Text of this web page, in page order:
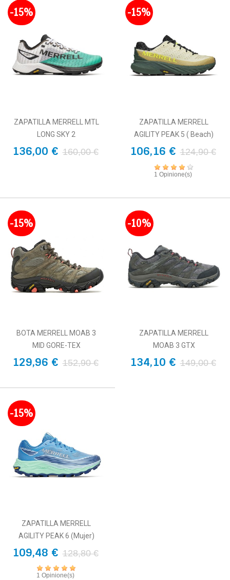
-15%
ZAPATILLA MERRELL MTL
LONG SKY 2
136,00 € 160,00 €
-15%
ZAPATILLA MERRELL
AGILITY PEAK 5 ( Beach)
106,16 € 124,90 €
1 Opinione(s)
-15%
BOTA MERRELL MOAB 3
MID GORE-TEX
129,96 € 152,90 €
-10%
ZAPATILLA MERRELL
MOAB 3 GTX
134,10 € 149,00 €
-15%
ZAPATILLA MERRELL
AGILITY PEAK 6 (Mujer)
109,48 € 128,80 €
1 Opinione(s)